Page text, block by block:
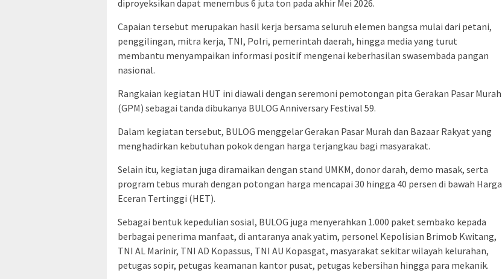
diproyeksikan dapat menembus 6 juta ton pada akhir Mei 2026.
Capaian tersebut merupakan hasil kerja bersama seluruh elemen bangsa mulai dari petani,
penggilingan, mitra kerja, TNI, Polri, pemerintah daerah, hingga media yang turut
membantu menyampaikan informasi positif mengenai keberhasilan swasembada pangan
nasional.
Rangkaian kegiatan HUT ini diawali dengan seremoni pemotongan pita Gerakan Pasar Murah
(GPM) sebagai tanda dibukanya BULOG Anniversary Festival 59.
Dalam kegiatan tersebut, BULOG menggelar Gerakan Pasar Murah dan Bazaar Rakyat yang
menghadirkan kebutuhan pokok dengan harga terjangkau bagi masyarakat.
Selain itu, kegiatan juga diramaikan dengan stand UMKM, donor darah, demo masak, serta
program tebus murah dengan potongan harga mencapai 30 hingga 40 persen di bawah Harga
Eceran Tertinggi (HET).
Sebagai bentuk kepedulian sosial, BULOG juga menyerahkan 1.000 paket sembako kepada
berbagai penerima manfaat, di antaranya anak yatim, personel Kepolisian Brimob Kwitang,
TNI AL Marinir, TNI AD Kopassus, TNI AU Kopasgat, masyarakat sekitar wilayah kelurahan,
petugas sopir, petugas keamanan kantor pusat, petugas kebersihan hingga para mekanik.